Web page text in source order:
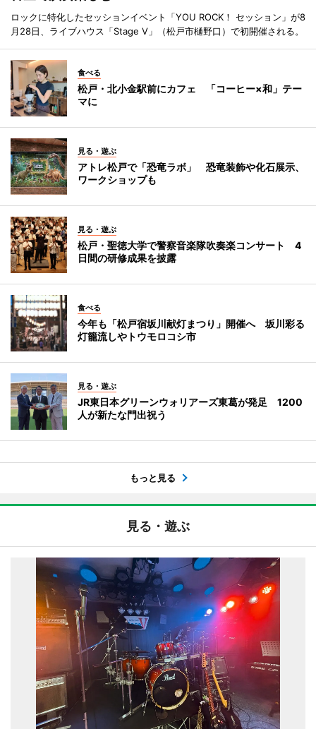
ロックに特化したセッションイベント「YOU ROCK！ セッション」が8
月28日、ライブハウス「Stage V」（松戸市樋野口）で初開催される。
食べる
松戸・北小金駅前にカフェ 「コーヒー×和」テー
マに
見る・遊ぶ
アトレ松戸で「恐竜ラボ」 恐竜装飾や化石展示、
ワークショップも
見る・遊ぶ
松戸・聖徳大学で警察音楽隊吹奏楽コンサート 4
日間の研修成果を披露
食べる
今年も「松戸宿坂川献灯まつり」開催へ 坂川彩る
灯籠流しやトウモロコシ市
見る・遊ぶ
JR東日本グリーンウォリアーズ東葛が発足 1200
人が新たな門出祝う
もっと見る
見る・遊ぶ